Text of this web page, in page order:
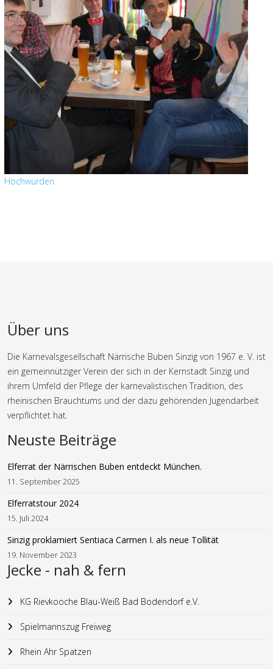
Hochwürden
Über uns
Die Karnevalsgesellschaft Närrische Buben Sinzig von 1967 e. V. ist
ein gemeinnütziger Verein der sich in der Kernstadt Sinzig und
ihrem Umfeld der Pflege der karnevalistischen Tradition, des
rheinischen Brauchtums und der dazu gehörenden Jugendarbeit
verpflichtet hat.
Neuste Beiträge
Elferrat der Närrischen Buben entdeckt München.
11. September 2025
Elferratstour 2024
15. Juli 2024
Sinzig proklamiert Sentiaca Carmen I. als neue Tollität
19. November 2023
Jecke - nah & fern
KG Rievkooche Blau-Weiß Bad Bodendorf e.V.
Spielmannszug Freiweg
Rhein Ahr Spatzen